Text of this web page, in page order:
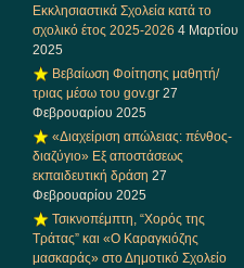
Εκκλησιαστικά Σχολεία κατά το
σχολικό έτος 2025-2026 4 Μαρτίου
2025
Βεβαίωση Φοίτησης μαθητή/
τριας μέσω του gov.gr 27
Φεβρουαρίου 2025
«Διαχείριση απώλειας: πένθος-
διαζύγιο» Eξ αποστάσεως
εκπαιδευτική δράση 27
Φεβρουαρίου 2025
Τσικνοπέμπτη, “Χορός της
Τράτας” και «Ο Καραγκιόζης
μασκαράς» στο Δημοτικό Σχολείο